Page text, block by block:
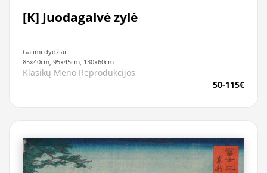
[K] Juodagalvė zylė
Galimi dydžiai:
85x40cm, 95x45cm, 130x60cm
Klasikų Meno Reprodukcijos
50-115€